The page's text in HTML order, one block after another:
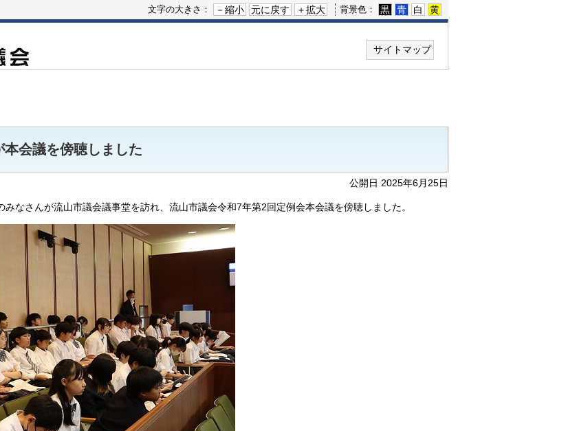
文字の大きさ： －縮小 元に戻す ＋拡大 背景色： 黒 青 白 黄
サイトマップ
会議を傍聴しました
公開日 2025年6月25日
なさんが流山市議会議事堂を訪れ、流山市議会令和7年第2回定例会本会議を傍聴しました。